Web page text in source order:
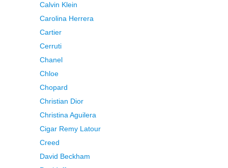
Calvin Klein
Carolina Herrera
Cartier
Cerruti
Chanel
Chloe
Chopard
Christian Dior
Christina Aguilera
Cigar Remy Latour
Creed
David Beckham